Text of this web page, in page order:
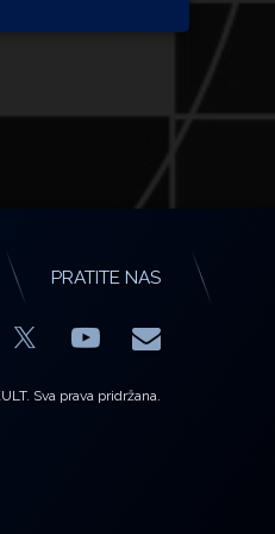
PRATITE NAS
YouTube
E-mail
Sva prava pridržana.